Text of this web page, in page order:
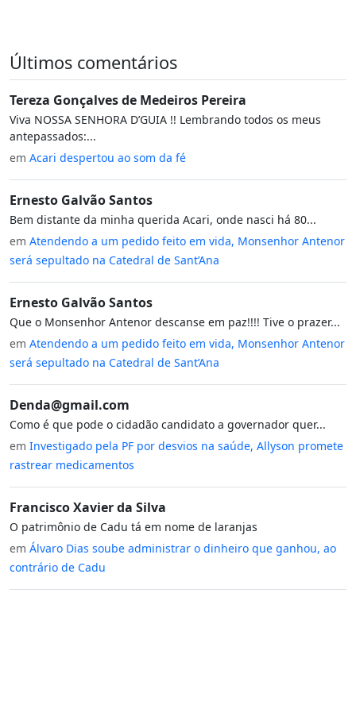
Últimos comentários
Tereza Gonçalves de Medeiros Pereira
Viva NOSSA SENHORA D’GUIA !! Lembrando todos os meus
antepassados:...
em Acari despertou ao som da fé
Ernesto Galvão Santos
Bem distante da minha querida Acari, onde nasci há 80...
em Atendendo a um pedido feito em vida, Monsenhor Antenor
será sepultado na Catedral de Sant’Ana
Ernesto Galvão Santos
Que o Monsenhor Antenor descanse em paz!!!! Tive o prazer...
em Atendendo a um pedido feito em vida, Monsenhor Antenor
será sepultado na Catedral de Sant’Ana
Denda@gmail.com
Como é que pode o cidadão candidato a governador quer...
em Investigado pela PF por desvios na saúde, Allyson promete
rastrear medicamentos
Francisco Xavier da Silva
O patrimônio de Cadu tá em nome de laranjas
em Álvaro Dias soube administrar o dinheiro que ganhou, ao
contrário de Cadu